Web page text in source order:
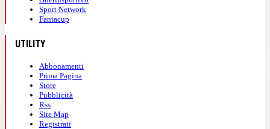
Sport Network
Fantacup
UTILITY
Abbonamenti
Prima Pagina
Store
Pubblicità
Rss
Site Map
Registrati